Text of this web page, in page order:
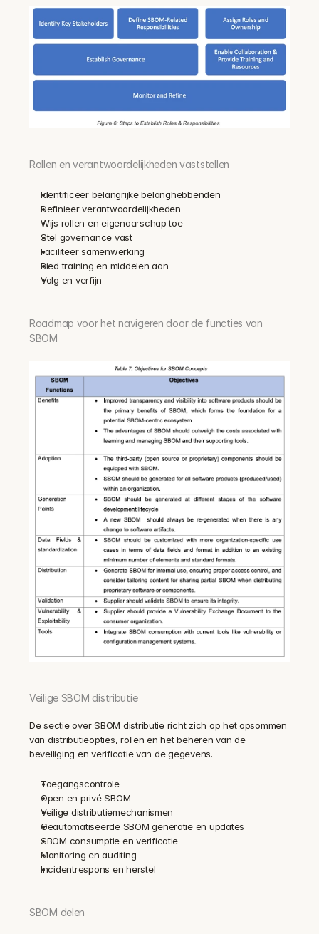
Rollen en verantwoordelijkheden vaststellen
Identificeer belangrijke belanghebbenden
Definieer verantwoordelijkheden
Wijs rollen en eigenaarschap toe
Stel governance vast
Faciliteer samenwerking
Bied training en middelen aan
Volg en verfijn
Roadmap voor het navigeren door de functies van
SBOM
Veilige SBOM distributie
De sectie over SBOM distributie richt zich op het opsommen
van distributieopties, rollen en het beheren van de
beveiliging en verificatie van de gegevens.
Toegangscontrole
Open en privé SBOM
Veilige distributiemechanismen
Geautomatiseerde SBOM generatie en updates
SBOM consumptie en verificatie
Monitoring en auditing
Incidentrespons en herstel
SBOM delen